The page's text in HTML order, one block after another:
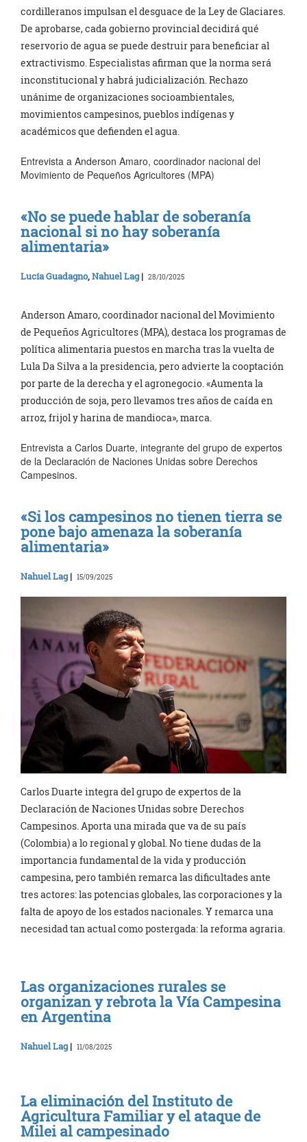
cordilleranos impulsan el desguace de la Ley de Glaciares.
De aprobarse, cada gobierno provincial decidirá qué
reservorio de agua se puede destruir para beneficiar al
extractivismo. Especialistas afirman que la norma será
inconstitucional y habrá judicialización. Rechazo
unánime de organizaciones socioambientales,
movimientos campesinos, pueblos indígenas y
académicos que defienden el agua.
Entrevista a Anderson Amaro, coordinador nacional del
Movimiento de Pequeños Agricultores (MPA)
«No se puede hablar de soberanía
nacional si no hay soberanía
alimentaria»
Lucía Guadagno,Nahuel Lag | 28/10/2025
Anderson Amaro, coordinador nacional del Movimiento
de Pequeños Agricultores (MPA), destaca los programas de
política alimentaria puestos en marcha tras la vuelta de
Lula Da Silva a la presidencia, pero advierte la cooptación
por parte de la derecha y el agronegocio. «Aumenta la
producción de soja, pero llevamos tres años de caída en
arroz, frijol y harina de mandioca», marca.
Entrevista a Carlos Duarte, integrante del grupo de expertos
de la Declaración de Naciones Unidas sobre Derechos
Campesinos.
«Si los campesinos no tienen tierra se
pone bajo amenaza la soberanía
alimentaria»
Nahuel Lag | 15/09/2025
Carlos Duarte integra del grupo de expertos de la
Declaración de Naciones Unidas sobre Derechos
Campesinos. Aporta una mirada que va de su país
(Colombia) a lo regional y global. No tiene dudas de la
importancia fundamental de la vida y producción
campesina, pero también remarca las dificultades ante
tres actores: las potencias globales, las corporaciones y la
falta de apoyo de los estados nacionales. Y remarca una
necesidad tan actual como postergada: la reforma agraria.
Las organizaciones rurales se
organizan y rebrota la Vía Campesina
en Argentina
Nahuel Lag | 11/08/2025
La eliminación del Instituto de
Agricultura Familiar y el ataque de
Milei al campesinado